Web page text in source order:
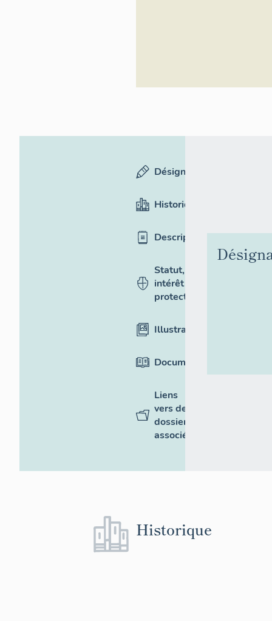
Désignation
Historique
Description
Statut,
intérêt et
protection
Illustrations
Documentation
Liens
vers des
dossiers
associés
Historique